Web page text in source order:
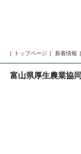
トップページ 新着情報
富山県厚生農業協